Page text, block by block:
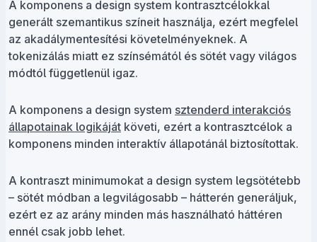
A komponens a design system kontrasztcélokkal
generált szemantikus színeit használja, ezért megfelel
az akadálymentesítési követelményeknek. A
tokenizálás miatt ez színsémától és sötét vagy világos
módtól függetlenül igaz.
A komponens a design system sztenderd interakciós
állapotainak logikáját követi, ezért a kontrasztcélok a
komponens minden interaktív állapotánál biztosítottak.
A kontraszt minimumokat a design system legsötétebb
– sötét módban a legvilágosabb – hátterén generáljuk,
ezért ez az arány minden más használható háttéren
ennél csak jobb lehet.